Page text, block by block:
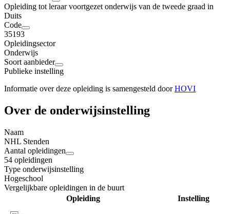
Opleiding tot leraar voortgezet onderwijs van de tweede graad in
Duits
Code
35193
Opleidingsector
Onderwijs
Soort aanbieder
Publieke instelling
Informatie over deze opleiding is samengesteld doorHOVI
Over de onderwijsinstelling
Naam
NHL Stenden
Aantal opleidingen
54 opleidingen
Type onderwijsinstelling
Hogeschool
Vergelijkbare opleidingen in de buurt
Opleiding
Instelling